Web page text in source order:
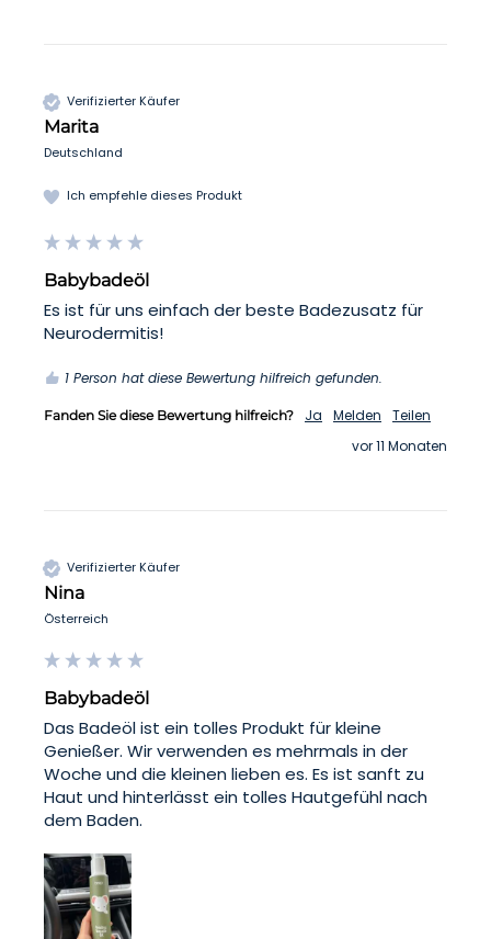
Verifizierter Käufer
Marita
Deutschland
Ich empfehle dieses Produkt
Babybadeöl
Es ist für uns einfach der beste Badezusatz für
Neurodermitis!
1 Person hat diese Bewertung hilfreich gefunden.
Fanden Sie diese Bewertung hilfreich? Ja Melden
Teilen
vor 11 Monaten
Verifizierter Käufer
Nina
Österreich
Babybadeöl
Das Badeöl ist ein tolles Produkt für kleine
Genießer. Wir verwenden es mehrmals in der
Woche und die kleinen lieben es. Es ist sanft zu
Haut und hinterlässt ein tolles Hautgefühl nach
dem Baden.